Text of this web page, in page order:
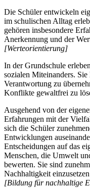
Die Schüler entwickeln
im schulischen Alltag
gehören insbesondere
Anerkennung und der
[Werteorientierung]
In der Grundschule
sozialen Miteinanders.
Verantwortung zu
Konflikte gewaltfrei zu
Ausgehend von der
Erfahrungen mit der
sich die Schüler
Entwicklungen
Entscheidungen auf das
Menschen, die Umwelt
bewerten. Sie sind
Nachhaltigkeit
[Bildung für nachhaltige